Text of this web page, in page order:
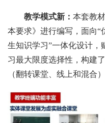
教学模式新： 本套教
本要求》进行编写，面向“
生知识学习”一体化设计，
习最大限度选择性，构建
（翻转课堂、线上和混合